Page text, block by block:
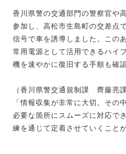
香川県警の交通部門の警察官や
参加し、高松市生島町の交差点
信号で車を誘導しました。この
常用電源として活用できるハイ
機を速やかに復旧する手順も確
（香川県警交通規制課 齊藤亮課
「情報収集が非常に大切。その
必要な箇所にスムーズに対応で
練を通じて定着させていくことが